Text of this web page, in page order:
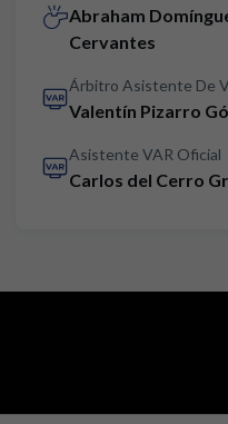
Abraham
Cervantes
Árbitro Asistente De
Valentín Pizarro
Asistente VAR Oficial
Carlos del Cerro